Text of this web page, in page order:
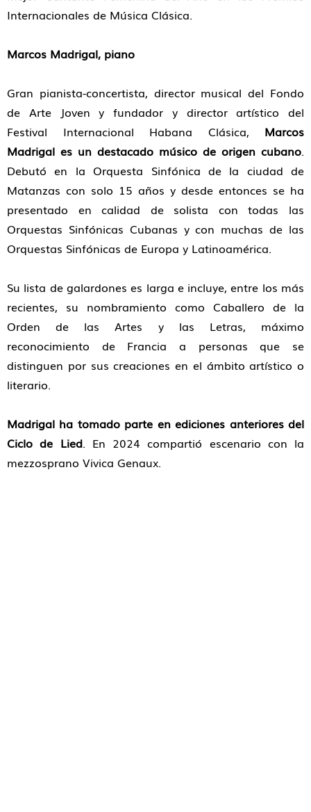
Internacionales de Música Clásica.
Marcos Madrigal, piano
Gran pianista-concertista, director musical del Fondo
de Arte Joven y fundador y director artístico del
Festival Internacional Habana Clásica, Marcos
Madrigal es un destacado músico de origen cubano.
Debutó en la Orquesta Sinfónica de la ciudad de
Matanzas con solo 15 años y desde entonces se ha
presentado en calidad de solista con todas las
Orquestas Sinfónicas Cubanas y con muchas de las
Orquestas Sinfónicas de Europa y Latinoamérica.
Su lista de galardones es larga e incluye, entre los más
recientes, su nombramiento como Caballero de la
Orden de las Artes y las Letras, máximo
reconocimiento de Francia a personas que se
distinguen por sus creaciones en el ámbito artístico o
literario.
Madrigal ha tomado parte en ediciones anteriores del
Ciclo de Lied. En 2024 compartió escenario con la
mezzosprano Vivica Genaux.